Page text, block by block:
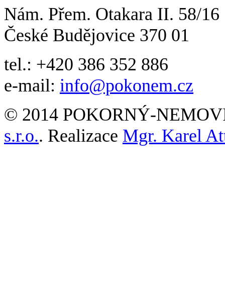
Nám. Přem. Otakara II. 58/16
České Budějovice 370 01
tel.: +420 386 352 886
e-mail: info@pokonem.cz
© 2014 POKORNÝ-
s.r.o.. Realizace Mgr. Karel